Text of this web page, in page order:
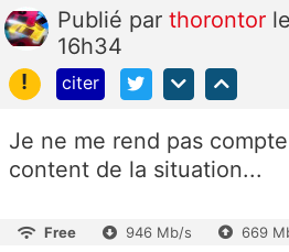
Publié par thorontor
16h34
!
citer
Je ne me rend pas
content de la situation...
Free 946 Mb/s 669